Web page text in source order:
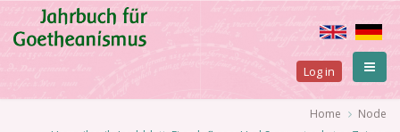
main
User
account
Log in
Breadcrumb Home
Node